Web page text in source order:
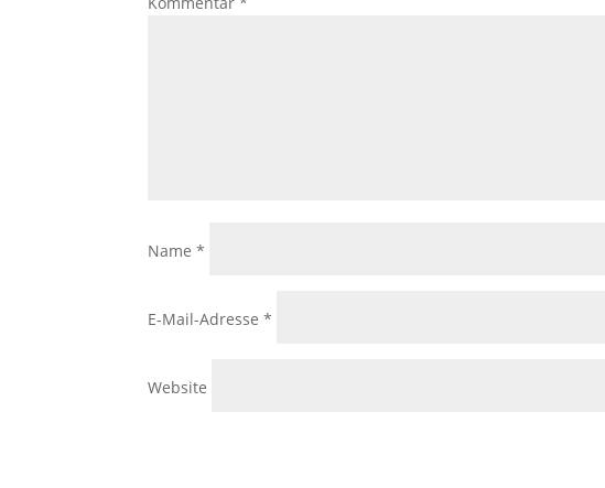
Name*
E-Mail-Adresse*
Website